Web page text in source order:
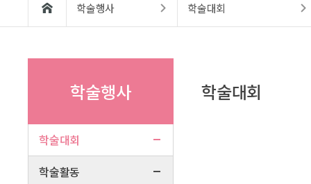
학술행사 학술대회
학술행사
학술대회
학술활동
학술대회